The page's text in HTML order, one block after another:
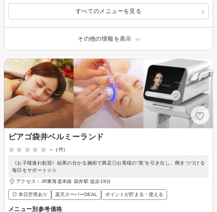
すべてのメニューを見る
その他の情報を表示
ピアゴ袋井ベルミーランド
-
(-件)
《お子様連れ歓迎》結果の分かる施術で満足◎お客様の”美”を引き出し、輝きつづける
毎日をサポート☆☆
アクセス：JR東海道本線 袋井駅 徒歩19分
◎ 本日空席あり 楽天スーパーDEAL ポイントが貯まる・使える
メニュー別参考価格